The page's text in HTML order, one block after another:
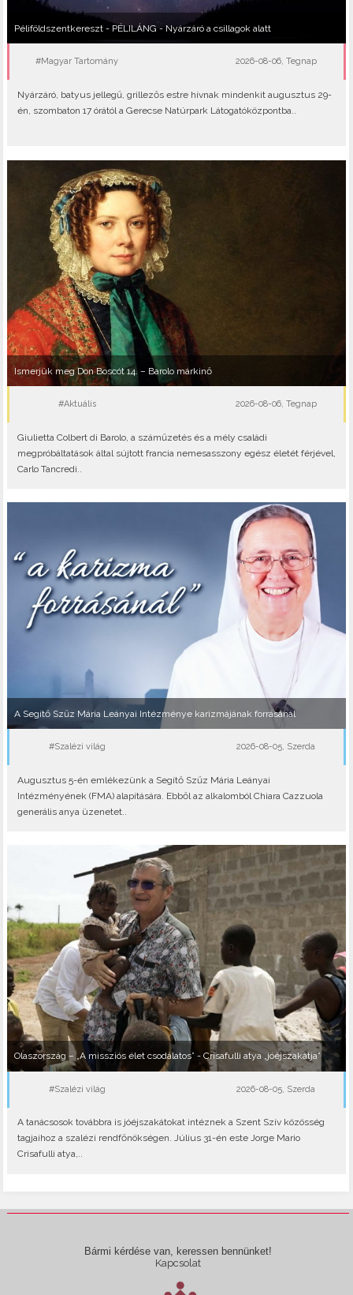
Péliföldszentkereszt - PÉLILÁNG - Nyárzáró a csillagok alatt
#Magyar Tartomány 2026-08-06, Tegnap
Nyárzáró, batyus jellegű, grillezős estre hívnak mindenkit augusztus 29-
én, szombaton 17 órától a Gerecse Natúrpark Látogatóközpontba..
Ismerjük meg Don Boscót 14. – Barolo márkinő
#Aktuális 2026-08-06, Tegnap
Giulietta Colbert di Barolo, a száműzetés és a mély családi
megpróbáltatások által sújtott francia nemesasszony egész életét férjével,
Carlo Tancredi..
A Segítő Szűz Mária Leányai Intézménye karizmájának forrásánál
#Szalézi világ 2026-08-05, Szerda
Augusztus 5-én emlékezünk a Segítő Szűz Mária Leányai
Intézményének (FMA) alapítására. Ebből az alkalomból Chiara Cazzuola
generális anya üzenetet..
Olaszország – „A missziós élet csodálatos” - Crisafulli atya „jóéjszakátja”
#Szalézi világ 2026-08-05, Szerda
A tanácsosok továbbra is jóéjszakátokat intéznek a Szent Szív közösség
tagjaihoz a szalézi rendfőnökségen. Július 31-én este Jorge Mario
Crisafulli atya,..
Bármi kérdése van, keressen bennünket!
Kapcsolat